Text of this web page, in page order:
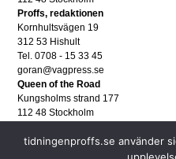
Proffs, redaktionen
Kornhultsvägen 19
312 53 Hishult
Tel. 0708 - 15 33 45
goran@vagpress.se
Queen of the Road
Kungsholms strand 177
112 48 Stockholm
Tel. 08 - 653 83 80
tidningenproffs.se använder